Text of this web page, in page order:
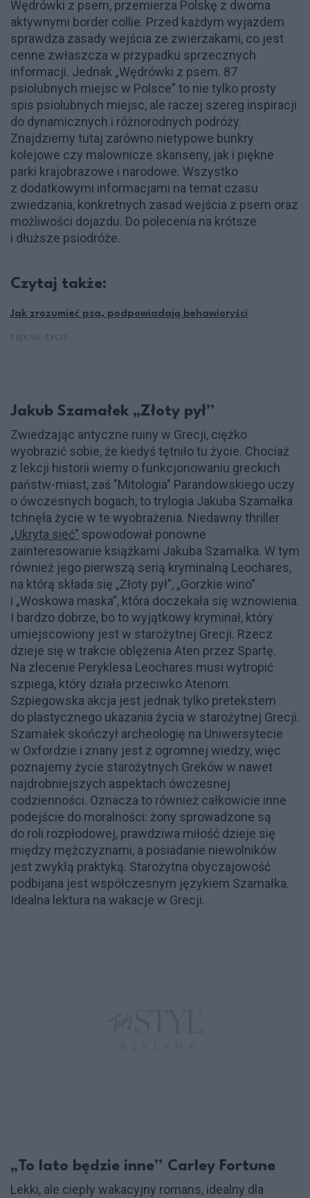
Wędrówki z psem, przemierza Polskę z dwoma
aktywnymi border collie. Przed każdym wyjazdem
sprawdza zasady wejścia ze zwierzakami, co jest
cenne zwłaszcza w przypadku sprzecznych
informacji. Jednak „Wędrówki z psem. 87
psiolubnych miejsc w Polsce” to nie tylko prosty
spis psiolubnych miejsc, ale raczej szereg inspiracji
do dynamicznych i różnorodnych podróży.
Znajdziemy tutaj zarówno nietypowe bunkry
kolejowe czy malownicze skanseny, jak i piękne
parki krajobrazowe i narodowe. Wszystko
z dodatkowymi informacjami na temat czasu
zwiedzania, konkretnych zasad wejścia z psem oraz
możliwości dojazdu. Do polecenia na krótsze
i dłuższe psiodróże.
Czytaj także:
Jak zrozumieć psa, podpowiadają behawioryści
Jakub Szamałek „Złoty pył”
Zwiedzając antyczne ruiny w Grecji, ciężko
wyobrazić sobie, że kiedyś tętniło tu życie. Chociaż
z lekcji historii wiemy o funkcjonowaniu greckich
państw-miast, zaś "Mitologia" Parandowskiego uczy
o ówczesnych bogach, to trylogia Jakuba Szamałka
tchnęła życie w te wyobrażenia. Niedawny thriller
„Ukryta sieć” spowodował ponowne
zainteresowanie książkami Jakuba Szamałka. W tym
również jego pierwszą serią kryminalną Leochares,
na którą składa się „Złoty pył”, „Gorzkie wino”
i „Woskowa maska”, która doczekała się wznowienia.
I bardzo dobrze, bo to wyjątkowy kryminał, który
umiejscowiony jest w starożytnej Grecji. Rzecz
dzieje się w trakcie oblężenia Aten przez Spartę.
Na zlecenie Peryklesa Leochares musi wytropić
szpiega, który działa przeciwko Atenom.
Szpiegowska akcja jest jednak tylko pretekstem
do plastycznego ukazania życia w starożytnej Grecji.
Szamałek skończył archeologię na Uniwersytecie
w Oxfordzie i znany jest z ogromnej wiedzy, więc
poznajemy życie starożytnych Greków w nawet
najdrobniejszych aspektach ówczesnej
codzienności. Oznacza to również całkowicie inne
podejście do moralności: żony sprowadzone są
do roli rozpłodowej, prawdziwa miłość dzieje się
między mężczyznami, a posiadanie niewolników
jest zwykłą praktyką. Starożytna obyczajowość
podbijana jest współczesnym językiem Szamałka.
Idealna lektura na wakacje w Grecji.
„To lato będzie inne” Carley Fortune
Lekki, ale ciepły wakacyjny romans, idealny dla